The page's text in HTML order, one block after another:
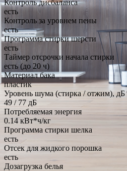
Контроль дисбаланса
есть
Контроль за уровнем пены
есть
Программа стирки шерсти
есть
Таймер отсрочки начала стирки
есть (до 20 ч)
Материал бака
пластик
Уровень шума (стирка / отжим), дБ
49 / 77 дБ
Потребляемая энергия
0.14 кВт*ч/кг
Программа стирки шелка
есть
Отсек для жидкого порошка
есть
Дозагрузка белья